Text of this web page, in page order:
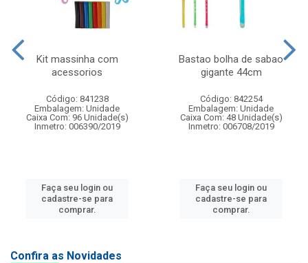
Kit massinha com
acessorios
Código: 841238
Embalagem: Unidade
Caixa Com: 96 Unidade(s)
Inmetro: 006390/2019
Faça seu login ou
cadastre-se para
comprar.
Bastao bolha de sabao
gigante 44cm
Código: 842254
Embalagem: Unidade
Caixa Com: 48 Unidade(s)
Inmetro: 006708/2019
Faça seu login ou
cadastre-se para
comprar.
Confira as Novidades